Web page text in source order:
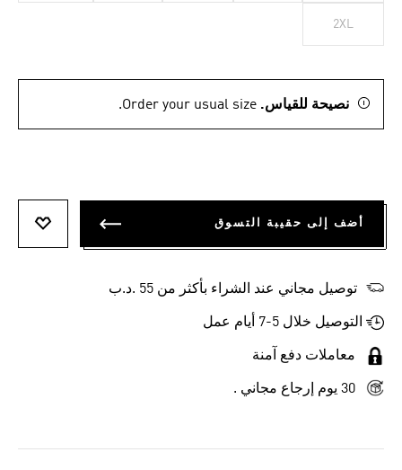
2XL
نصيحة للقياس. Order your usual size.
أضف إلى حقيبة التسوق
توصيل مجاني عند الشراء بأكثر من 55 .د.ب‎
التوصيل خلال 5-7 أيام عمل
معاملات دفع آمنة